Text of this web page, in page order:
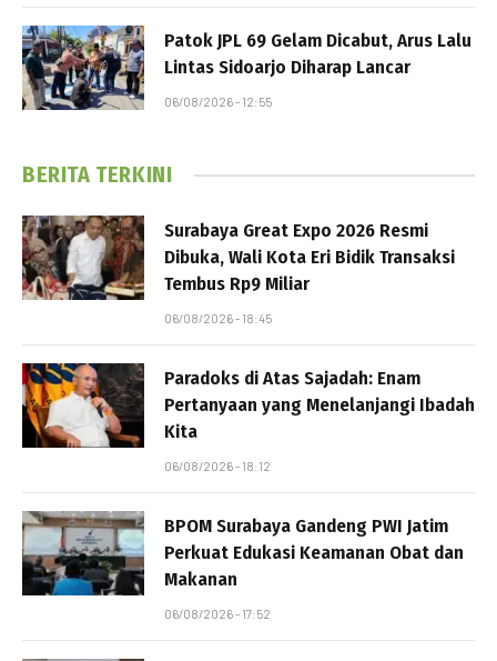
Patok JPL 69 Gelam Dicabut, Arus Lalu
Lintas Sidoarjo Diharap Lancar
06/08/2026 - 12:55
BERITA TERKINI
Surabaya Great Expo 2026 Resmi
Dibuka, Wali Kota Eri Bidik Transaksi
Tembus Rp9 Miliar
06/08/2026 - 18:45
Paradoks di Atas Sajadah: Enam
Pertanyaan yang Menelanjangi Ibadah
Kita
06/08/2026 - 18:12
BPOM Surabaya Gandeng PWI Jatim
Perkuat Edukasi Keamanan Obat dan
Makanan
06/08/2026 - 17:52